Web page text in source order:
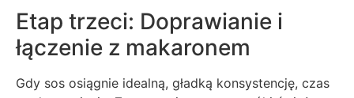
Etap trzeci: Doprawianie i
łączenie z makaronem
Gdy sos osiągnie idealną, gładką konsystencję, czas